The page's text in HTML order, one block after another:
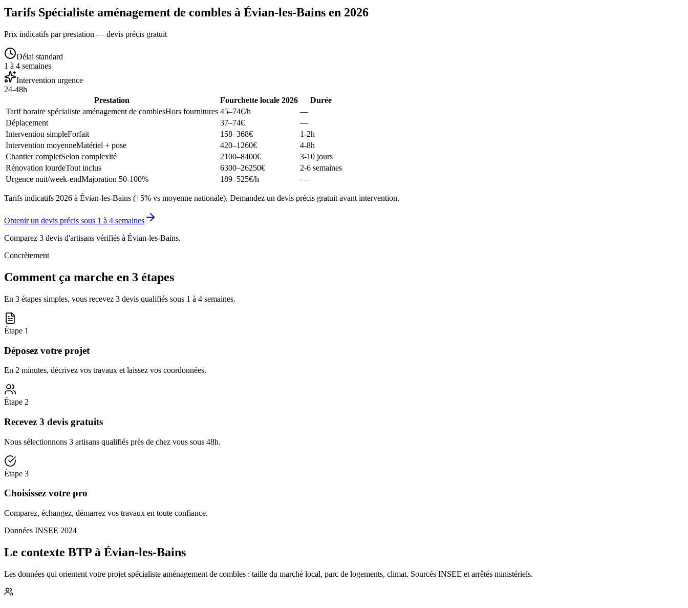
Tarifs Spécialiste aménagement de combles à Évian-les-Bains en 2026
Prix indicatifs par prestation — devis précis gratuit
Délai standard
1 à 4 semaines
Intervention urgence
24-48h
Prestation
Fourchette locale 2026
Durée
Tarif horaire spécialiste aménagement de comblesHors fournitures 45–74€/h
—
Déplacement
37–74€
—
Intervention simpleForfait 158–368€
1-2h
Intervention moyenneMatériel + pose 420–1260€
4-8h
Chantier completSelon complexité 2100–8400€
3-10 jours
Rénovation lourdeTout inclus 6300–26250€
2-6 semaines
Urgence nuit/week-endMajoration 50-100% 189–525€/h —
Tarifs indicatifs 2026 à Évian-les-Bains (+5% vs moyenne nationale). Demandez un devis précis gratuit avant intervention.
Obtenir un devis précis sous 1 à 4 semaines
Comparez 3 devis d'artisans vérifiés à Évian-les-Bains.
Concrètement
Comment ça marche en 3 étapes
En 3 étapes simples, vous recevez 3 devis qualifiés sous 1 à 4 semaines.
Étape 1
Déposez votre projet
En 2 minutes, décrivez vos travaux et laissez vos coordonnées.
Étape 2
Recevez 3 devis gratuits
Nous sélectionnons 3 artisans qualifiés près de chez vous sous 48h.
Étape 3
Choisissez votre pro
Comparez, échangez, démarrez vos travaux en toute confiance.
Données INSEE 2024
Le contexte BTP à Évian-les-Bains
Les données qui orientent votre projet spécialiste aménagement de combles : taille du marché local, parc de logements, climat. Sourcés INSEE et arrêtés ministériels.